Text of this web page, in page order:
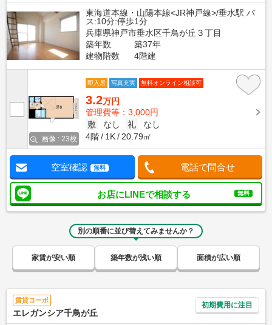
東海道本線・山陽本線<JR神戸線>/垂水駅 バ
ス:10分:停歩1分
兵庫県神戸市垂水区千鳥が丘３丁目
築年数
築37年
建物階数
4階建
画像 : 23枚
即入居 写真充実 無料オンライン相談可
3.2万円
管理費等：3,000円
敷
なし 礼
なし
4階
1K 20.79㎡
空室確認 無料 電話で問合せ
お店にLINEで相談する 無料
別の順番に並び替えてみませんか？
家賃が安い順 築年数が浅い順 面積が広い順
賃貸コーポ
エレガンシア千鳥が丘
初期費用に注目